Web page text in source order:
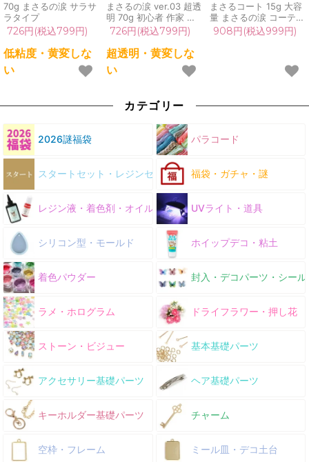
70g まさるの涙 サラサ
ラタイプ
726円(税込799円)
低粘度・黄変しな
い
まさるの涙 ver.03 超透
明 70g 初心者 作家 コ
ーティング ハード 黄変
しない 高品質 クリア
猫 UVレジン液 安い お
すすめ GreenOcean
726円(税込799円)
超透明・黄変しな
い
まさるコート 15g 大容
量 まさるの涙 コーティ
ング剤 トップコート レ
ジン用コート剤 ブラシ
908円(税込999円)
カテゴリー
2026謎福袋 パラコード
スタートセット・レジンセット 福袋・ガチャ・謎
レジン液・着色剤・オイル UVライト・道具
シリコン型・モールド ホイップデコ・粘土
着色パウダー 封入・デコパーツ・シール
ラメ・ホログラム ドライフラワー・押し花
ストーン・ビジュー 基本基礎パーツ
アクセサリー基礎パーツ ヘア基礎パーツ
キーホルダー基礎パーツ チャーム
空枠・フレーム ミール皿・デコ土台